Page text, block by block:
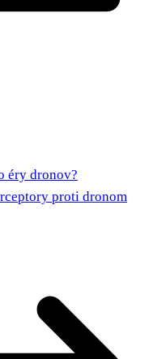
éry dronov?
proti dronom